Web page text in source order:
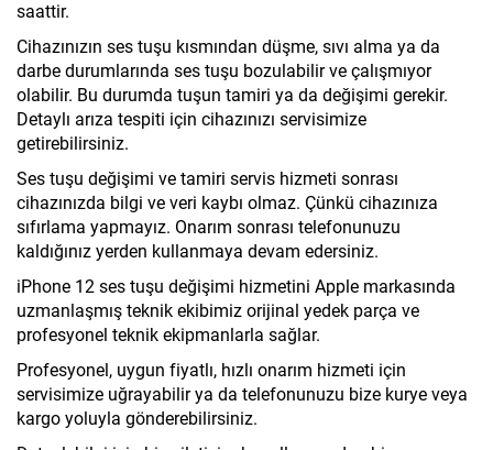
saattir.
Cihazınızın ses tuşu kısmından düşme, sıvı alma ya da
darbe durumlarında ses tuşu bozulabilir ve çalışmıyor
olabilir. Bu durumda tuşun tamiri ya da değişimi gerekir.
Detaylı arıza tespiti için cihazınızı servisimize
getirebilirsiniz.
Ses tuşu değişimi ve tamiri servis hizmeti sonrası
cihazınızda bilgi ve veri kaybı olmaz. Çünkü cihazınıza
sıfırlama yapmayız. Onarım sonrası telefonunuzu
kaldığınız yerden kullanmaya devam edersiniz.
iPhone 12 ses tuşu değişimi hizmetini Apple markasında
uzmanlaşmış teknik ekibimiz orijinal yedek parça ve
profesyonel teknik ekipmanlarla sağlar.
Profesyonel, uygun fiyatlı, hızlı onarım hizmeti için
servisimize uğrayabilir ya da telefonunuzu bize kurye veya
kargo yoluyla gönderebilirsiniz.